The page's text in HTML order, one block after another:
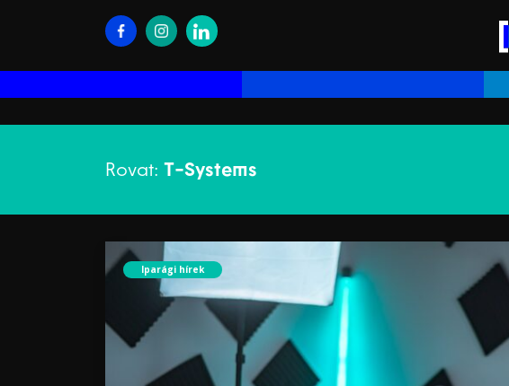
Rovat: T-Systems
Iparági hírek